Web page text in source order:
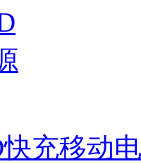
快充移动